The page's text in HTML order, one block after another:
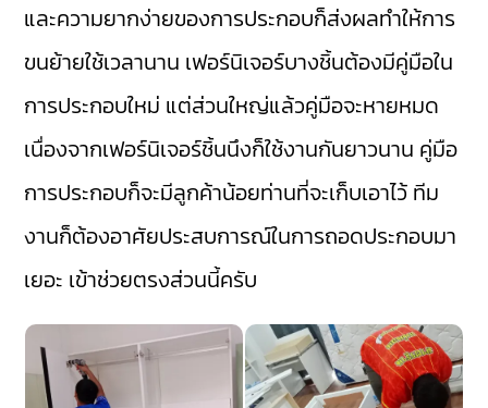
และความยากง่ายของการประกอบก็ส่งผลทำให้การ
ขนย้ายใช้เวลานาน เฟอร์นิเจอร์บางชิ้นต้องมีคู่มือใน
การประกอบใหม่ แต่ส่วนใหญ่แล้วคู่มือจะหายหมด
เนื่องจากเฟอร์นิเจอร์ชิ้นนึงก็ใช้งานกันยาวนาน คู่มือ
การประกอบก็จะมีลูกค้าน้อยท่านที่จะเก็บเอาไว้ ทีม
งานก็ต้องอาศัยประสบการณ์ในการถอดประกอบมา
เยอะ เข้าช่วยตรงส่วนนี้ครับ